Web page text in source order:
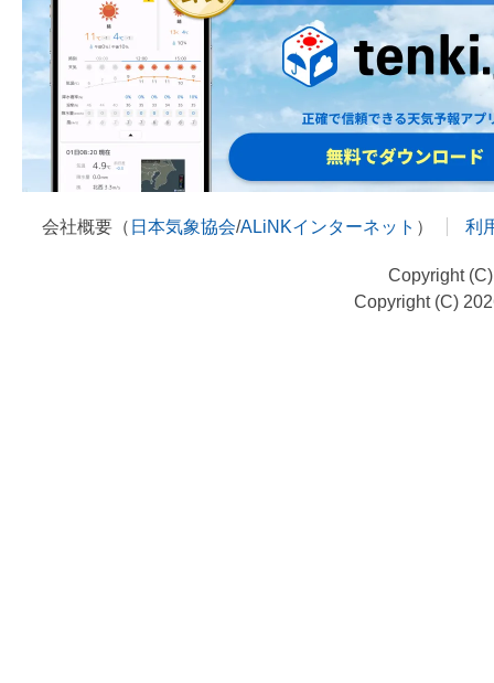
会社概要（ 日本気象協会/ALiNKインターネット ） 利
Copyright
Copyright (C)